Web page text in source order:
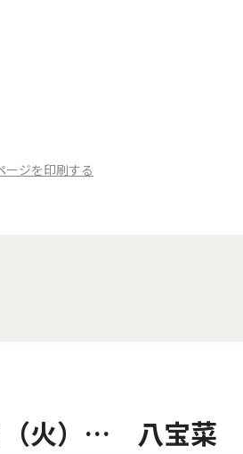
ージを印刷する
（火）… 八宝菜